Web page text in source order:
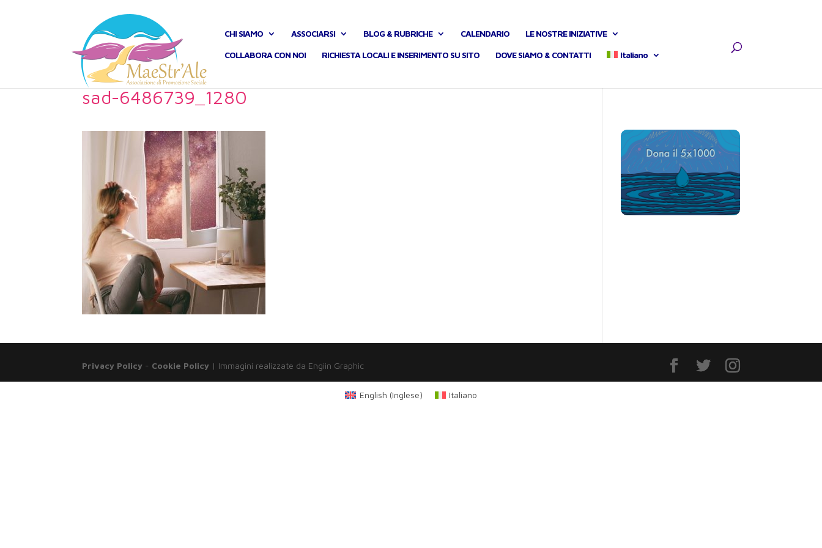
CHI SIAMO ASSOCIARSI BLOG & RUBRICHE CALENDARIO LE NOSTRE INIZIATIVE
COLLABORA CON NOI RICHIESTA LOCALI E INSERIMENTO SU SITO DOVE SIAMO & CONTATTI Italiano
sad-6486739_1280
Privacy Policy - Cookie Policy | Immagini realizzate da Engiin Graphic
English (Inglese) Italiano